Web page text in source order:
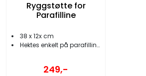
Ryggstøtte for
Parafilline
38 x 12x cm
Hektes enkelt på parafillinen
249,-